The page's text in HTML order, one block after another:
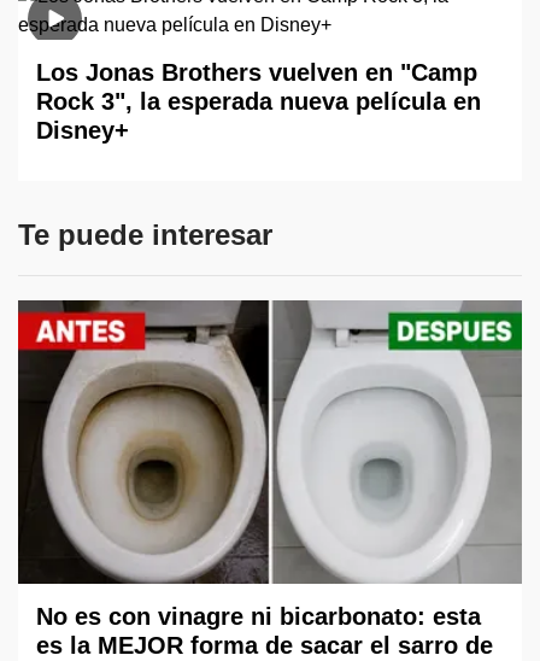
Los Jonas Brothers vuelven en "Camp
Rock 3", la esperada nueva película en
Disney+
Te puede interesar
No es con vinagre ni bicarbonato: esta
es la MEJOR forma de sacar el sarro de